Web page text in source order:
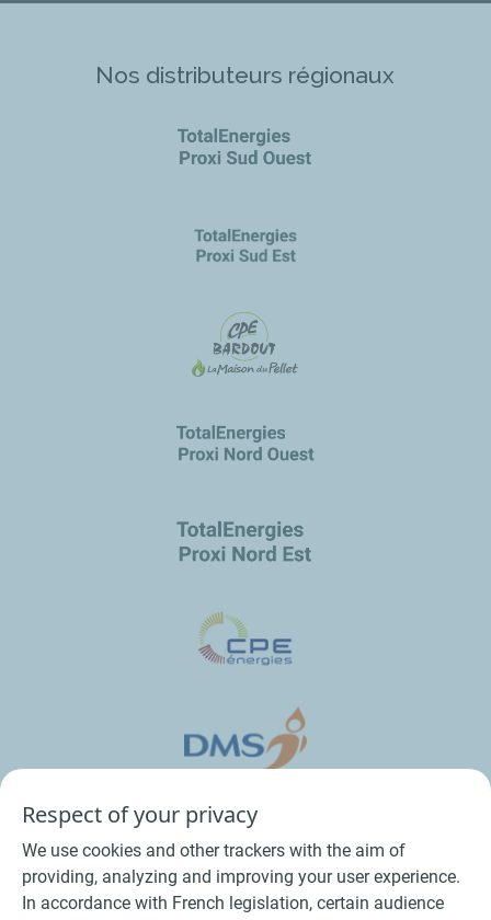
Nos distributeurs régionaux
Respect of your privacy
We use cookies and other trackers with the aim of
providing, analyzing and improving your user experience.
In accordance with French legislation, certain audience